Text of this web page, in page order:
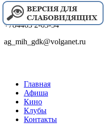
+784463 2-63-54
ag_mih_gdk@volganet.ru
Главная
Афиша
Кино
Клубы
Контакты